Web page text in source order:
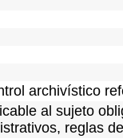
archivístico
al sujeto
reglas